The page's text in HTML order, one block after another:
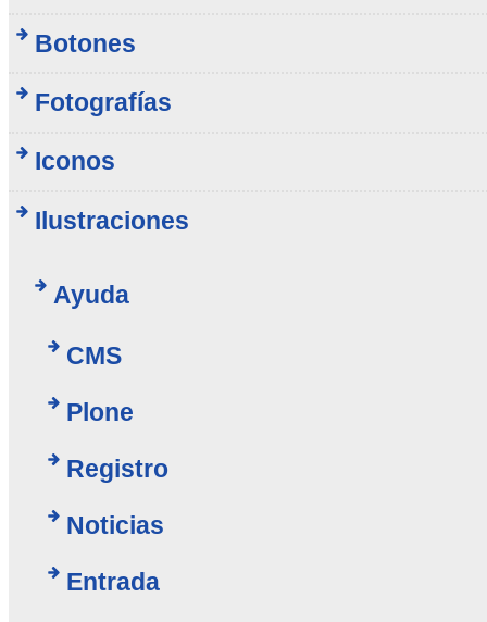
Botones
Fotografías
Iconos
Ilustraciones
Ayuda
CMS
Plone
Registro
Noticias
Entrada